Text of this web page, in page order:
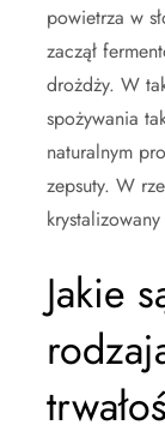
powietrza w
zaczął
drożdży. W
spożywania
naturalnym
zepsuty. W
Jakie